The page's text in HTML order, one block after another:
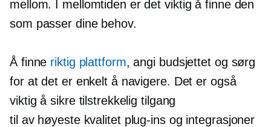
mellom. I mellomtiden er det viktig å finne den
som passer dine behov.
Å finne riktig plattform, angi budsjettet og sørg
for at det er enkelt å navigere. Det er også
viktig å sikre tilstrekkelig tilgang
til av høyeste kvalitet plug-insog integrasjoner